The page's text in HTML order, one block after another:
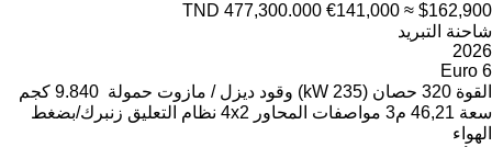
TND 477,300.000 €141,000 ≈ $162,900
شاحنة التبريد
2026
Euro 6
القوة 320 حصان (235 kW) وقود ديزل / مازوت حمولة 9.840 كجم
سعة 46,21 م3 مواصفات المحاور 4x2 نظام التعليق زنبرك/بضغط
الهواء